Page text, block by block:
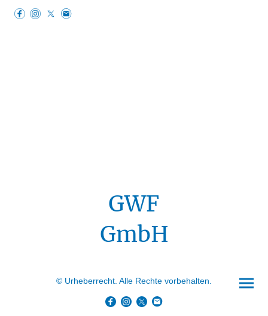
GWF
GmbH
© Urheberrecht. Alle Rechte vorbehalten.